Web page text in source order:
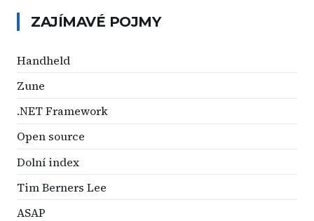
ZAJÍMAVÉ POJMY
Handheld
Zune
.NET Framework
Open source
Dolní index
Tim Berners Lee
ASAP